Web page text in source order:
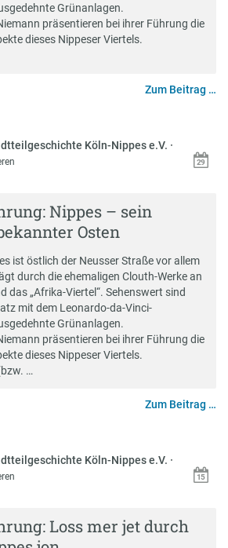
Grünanlagen.
präsentieren bei ihrer Führung die
dieses Nippeser Viertels.
Zum Beitrag …
Köln-Nippes e.V. ·
Nippes – sein
Osten
ist östlich der Neusser Straße vor allem
durch die ehemaligen Clouth-Werke an
das „Afrika-Viertel“. Sehenswert sind
mit dem Leonardo-da-Vinci-
Grünanlagen.
präsentieren bei ihrer Führung die
dieses Nippeser Viertels.
…
Zum Beitrag …
Köln-Nippes e.V. ·
Loss mer jet durch